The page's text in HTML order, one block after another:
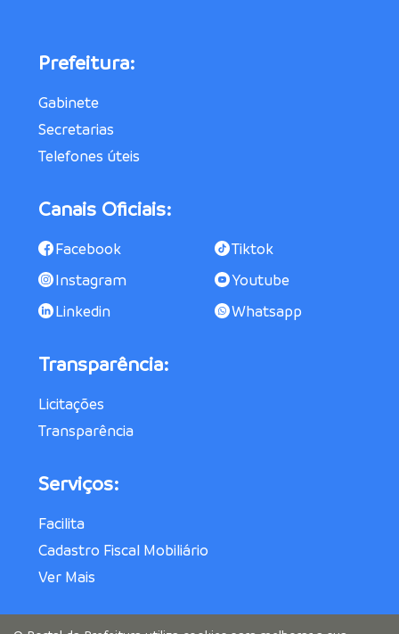
Prefeitura:
Gabinete
Secretarias
Telefones úteis
Canais Oficiais:
Facebook
Tiktok
Instagram
Youtube
Linkedin
Whatsapp
Transparência:
Licitações
Transparência
Serviços:
Facilita
Cadastro Fiscal Mobiliário
Ver Mais